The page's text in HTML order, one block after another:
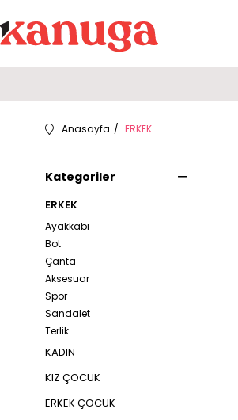
Anasayfa ERKEK
Kategoriler
ERKEK
Ayakkabı
Bot
Çanta
Aksesuar
Spor
Sandalet
Terlik
KADIN
KIZ ÇOCUK
ERKEK ÇOCUK